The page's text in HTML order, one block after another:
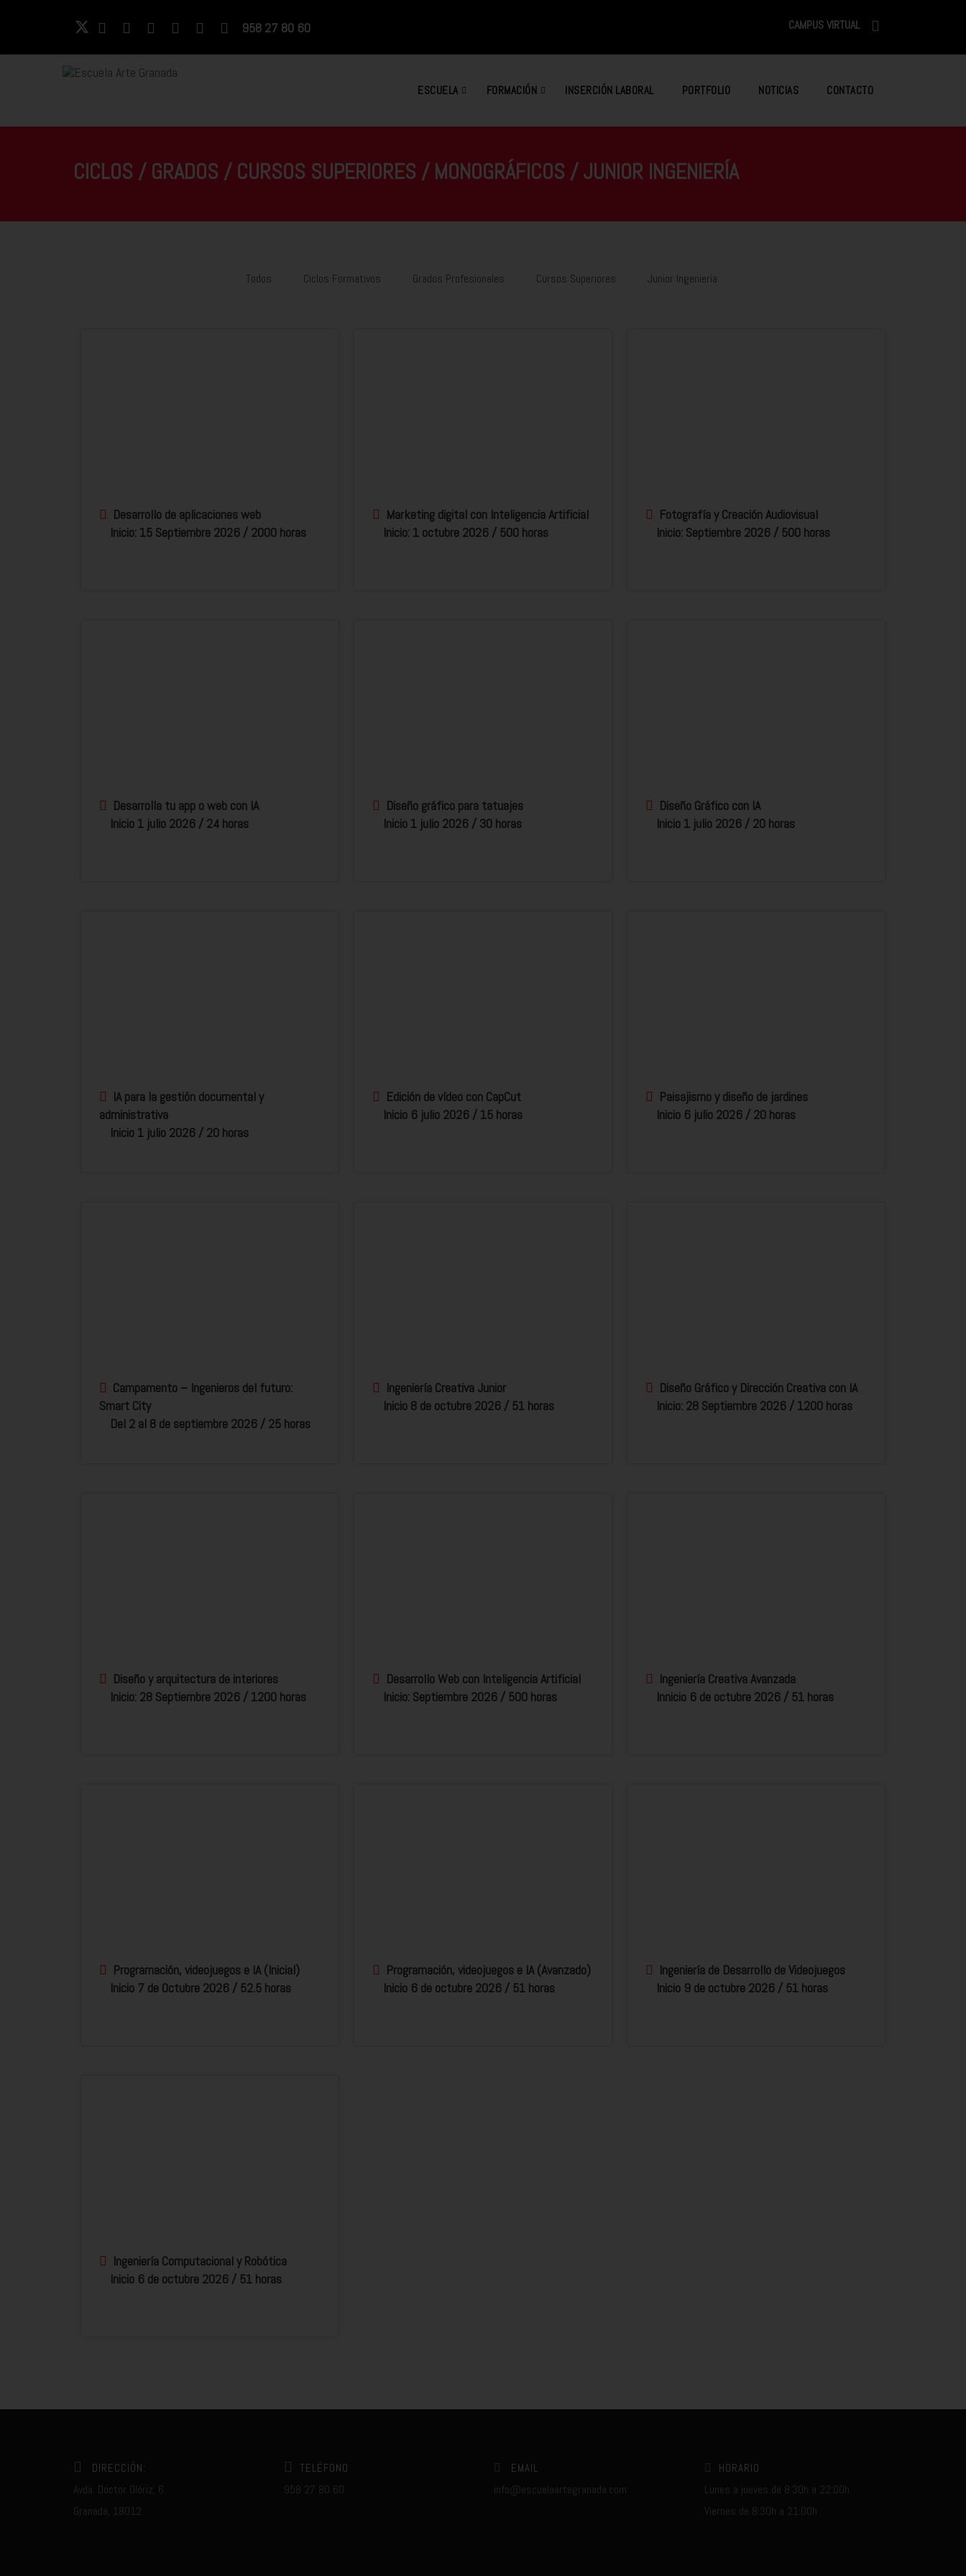
958 27 80 60 CAMPUS VIRTUAL
ESCUELA FORMACIÓN INSERCIÓN LABORAL PORTFOLIO NOTICIAS CONTACTO
CICLOS / GRADOS / CURSOS SUPERIORES / MONOGRÁFICOS / JUNIOR INGENIERÍA
Todos Ciclos Formativos Grados Profesionales Cursos Superiores Junior Ingeniería
Desarrollo de aplicaciones web
Inicio: 15 Septiembre 2026 / 2000 horas
Marketing digital con Inteligencia Artificial
Inicio: 1 octubre 2026 / 500 horas
Fotografía y Creación Audiovisual
Inicio: Septiembre 2026 / 500 horas
Desarrolla tu app o web con IA
Inicio 1 julio 2026 / 24 horas
Diseño gráfico para tatuajes
Inicio 1 julio 2026 / 30 horas
Diseño Gráfico con IA
Inicio 1 julio 2026 / 20 horas
IA para la gestión documental y
administrativa
Inicio 1 julio 2026 / 20 horas
Edición de vídeo con CapCut
Inicio 6 julio 2026 / 15 horas
Paisajismo y diseño de jardines
Inicio 6 julio 2026 / 20 horas
Campamento – Ingenieros del futuro:
Smart City
Del 2 al 8 de septiembre 2026 / 25 horas
Ingeniería Creativa Junior
Inicio 8 de octubre 2026 / 51 horas
Diseño Gráfico y Dirección Creativa con IA
Inicio: 28 Septiembre 2026 / 1200 horas
Diseño y arquitectura de interiores
Inicio: 28 Septiembre 2026 / 1200 horas
Desarrollo Web con Inteligencia Artificial
Inicio: Septiembre 2026 / 500 horas
Ingeniería Creativa Avanzada
Innicio 6 de octubre 2026 / 51 horas
Programación, videojuegos e IA (Inicial)
Inicio 7 de Octubre 2026 / 52.5 horas
Programación, videojuegos e IA (Avanzado)
Inicio 6 de octubre 2026 / 51 horas
Ingeniería de Desarrollo de Videojuegos
Inicio 9 de octubre 2026 / 51 horas
Ingeniería Computacional y Robótica
Inicio 6 de octubre 2026 / 51 horas
DIRECCIÓN:
Avda. Doctor Olóriz, 6.
Granada, 18012.
TELÉFONO
958 27 80 60
EMAIL
info@escuelaartegranada.com
HORARIO
Lunes a jueves de 8:30h a 22:00h
Viernes de 8:30h a 21:00h